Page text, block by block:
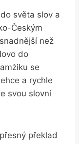
světa slov a
Českým
než
do
se
a rychle
svou slovní
překlad